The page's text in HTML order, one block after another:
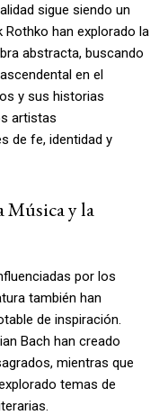
sigue siendo un
han explorado la
abstracta, buscando
en el
y sus historias
artistas
de fe, identidad y
Música y la
por los
también han
de inspiración.
Bach han creado
mientras que
temas de